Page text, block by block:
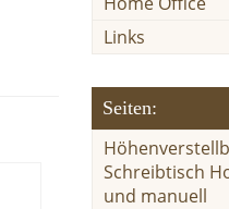
Links
Seiten:
Schreibtisch
und manuell